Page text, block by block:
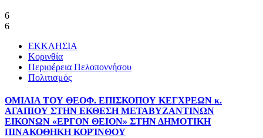
6
6
ΕΚΚΛΗΣΙΑ
Κορινθία
Περιφέρεια Πελοποννήσου
Πολιτισμός
ΟΜΙΛΙΑ ΤΟΥ ΘΕΟΦ. ΕΠΙΣΚΟΠΟΥ ΚΕΓΧΡΕΩΝ κ.
ΑΓΑΠΙΟΥ ΣΤΗΝ ΕΚΘΕΣΗ ΜΕΤΑΒΥΖΑΝΤΙΝΩΝ
ΕΙΚΟΝΩΝ «ΕΡΓΟΝ ΘΕΙΟΝ» ΣΤΗΝ ΔΗΜΟΤΙΚΗ
ΠΙΝΑΚΟΘΗΚΗ ΚΟΡΊΝΘΟΥ